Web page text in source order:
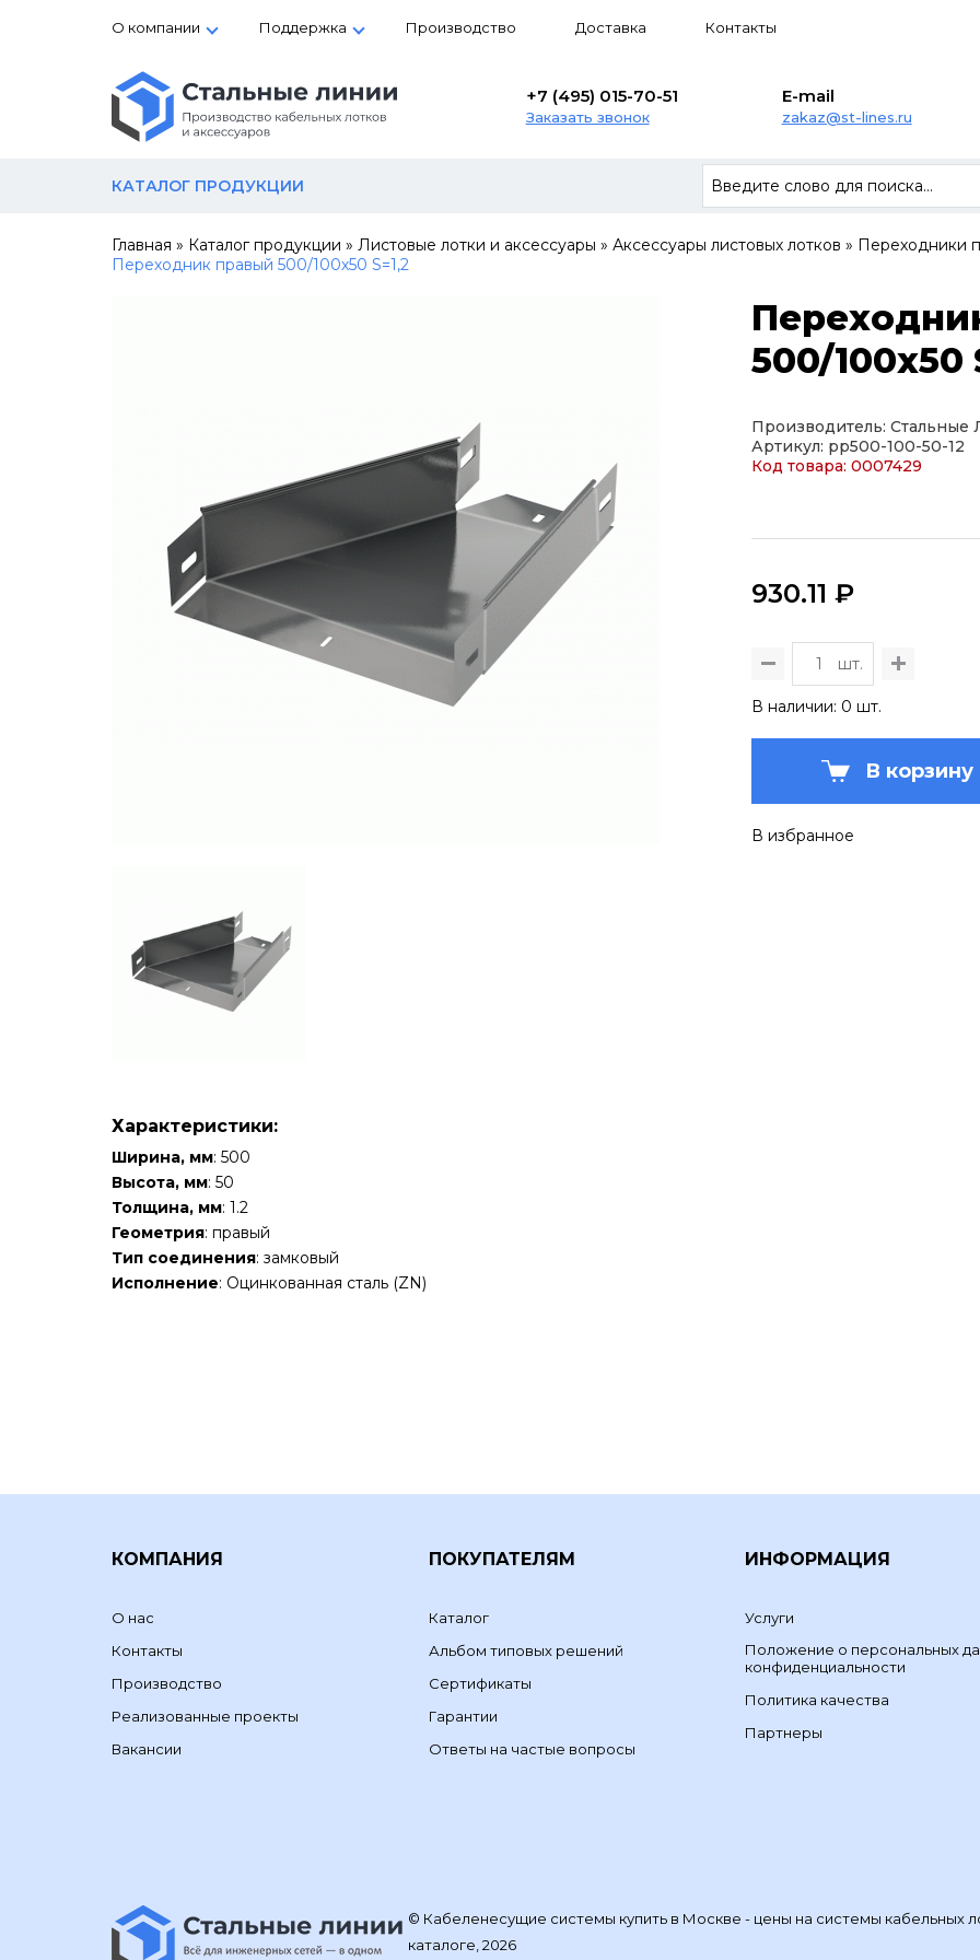
О компании Поддержка Производство Доставка Контакты
+7 (495) 015-70-51
Заказать звонок
E-mail
zakaz@st-lines.ru
КАТАЛОГ ПРОДУКЦИИ
Главная » Каталог продукции » Листовые лотки и аксессуары » Аксессуары листовых лотков » Переходники
Переходник правый 500/100х50 S=1,2
500/100х50
Производитель: Стальные
Артикул: pp500-100-50-12
Код товара: 0007429
930.11 ₽
шт.
В наличии: 0 шт.
В корзину
В избранное
Характеристики:
Ширина, мм: 500
Высота, мм: 50
Толщина, мм: 1.2
Геометрия: правый
Тип соединения: замковый
Исполнение: Оцинкованная сталь (ZN)
КОМПАНИЯ
О нас
Контакты
Производство
Реализованные проекты
Вакансии
ПОКУПАТЕЛЯМ
Каталог
Альбом типовых решений
Сертификаты
Гарантии
Ответы на частые вопросы
ИНФОРМАЦИЯ
Услуги
Положение о персональных
конфиденциальности
Политика качества
Партнеры
© Кабеленесущие системы купить в Москве - цены на системы кабельных
каталоге, 2026